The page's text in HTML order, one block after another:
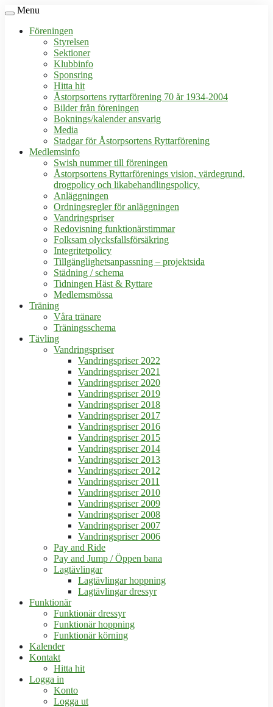
Menu
Föreningen
Styrelsen
Sektioner
Klubbinfo
Sponsring
Hitta hit
Åstorpsortens ryttarförening 70 år 1934-2004
Bilder från föreningen
Boknings/kalender ansvarig
Media
Stadgar för Åstorpsortens Ryttarförening
Medlemsinfo
Swish nummer till föreningen
Åstorpsortens Ryttarförenings vision, värdegrund,
drogpolicy och likabehandlingspolicy.
Anläggningen
Ordningsregler för anläggningen
Vandringspriser
Redovisning funktionärstimmar
Folksam olycksfallsförsäkring
Integritetpolicy
Tillgänglighetsanpassning – projektsida
Städning / schema
Tidningen Häst & Ryttare
Medlemsmössa
Träning
Våra tränare
Träningsschema
Tävling
Vandringspriser
Vandringspriser 2022
Vandringspriser 2021
Vandringspriser 2020
Vandringspriser 2019
Vandringspriser 2018
Vandringspriser 2017
Vandringspriser 2016
Vandringspriser 2015
Vandringspriser 2014
Vandringspriser 2013
Vandringspriser 2012
Vandringspriser 2011
Vandringspriser 2010
Vandringspriser 2009
Vandringspriser 2008
Vandringspriser 2007
Vandringspriser 2006
Pay and Ride
Pay and Jump / Öppen bana
Lagtävlingar
Lagtävlingar hoppning
Lagtävlingar dressyr
Funktionär
Funktionär dressyr
Funktionär hoppning
Funktionär körning
Kalender
Kontakt
Hitta hit
Logga in
Konto
Logga ut